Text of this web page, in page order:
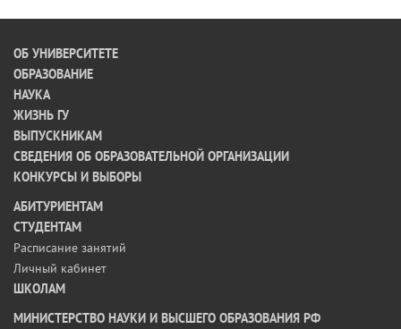
ОБ УНИВЕРСИТЕТЕ
ОБРАЗОВАНИЕ
НАУКА
ЖИЗНЬ ГУ
ВЫПУСКНИКАМ
СВЕДЕНИЯ ОБ ОБРАЗОВАТЕЛЬНОЙ ОРГАНИЗАЦИИ
КОНКУРСЫ И ВЫБОРЫ
АБИТУРИЕНТАМ
СТУДЕНТАМ
Расписание занятий
Личный кабинет
ШКОЛАМ
МИНИСТЕРСТВО НАУКИ И ВЫСШЕГО ОБРАЗОВАНИЯ РФ